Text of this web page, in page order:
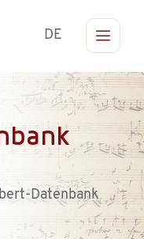
DE
Datenbank